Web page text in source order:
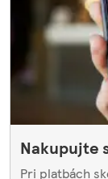
Nakupujte
Pri platbách